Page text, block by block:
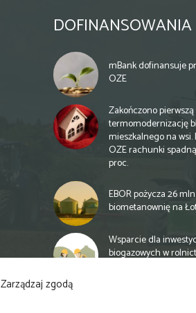
Zarządzaj zgodą
DOFINANSOWANIA
mBank dofinansuje
OZE
Zakończono pierwszą
termomodernizację
mieszkalnego na wsi.
OZE rachunki
proc.
EBOR pożycza 26
biometanownię na
Wsparcie dla
biogazowych w